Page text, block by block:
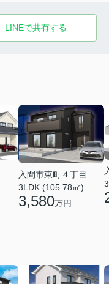
LINEで共有する
入間市東町４丁目
3LDK (105.78㎡)
3,580万円